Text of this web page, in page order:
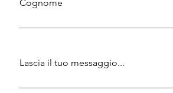
Cognome
Lascia il tuo messaggio...